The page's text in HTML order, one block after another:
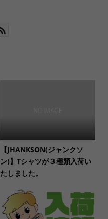
【JHANKSON(ジャンクソ
ン)】Tシャツが３種類入荷い
たしました。